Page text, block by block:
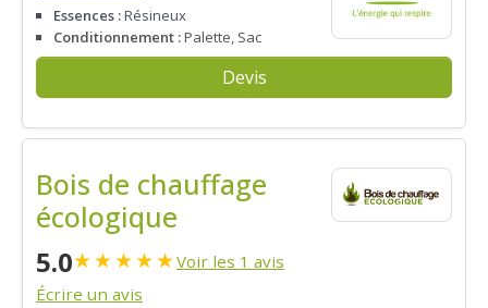
Essences :Résineux
Conditionnement :Palette, Sac
Devis
Bois de chauffage
écologique
5.0★★★★★Voir les 1 avis
Écrire un avis